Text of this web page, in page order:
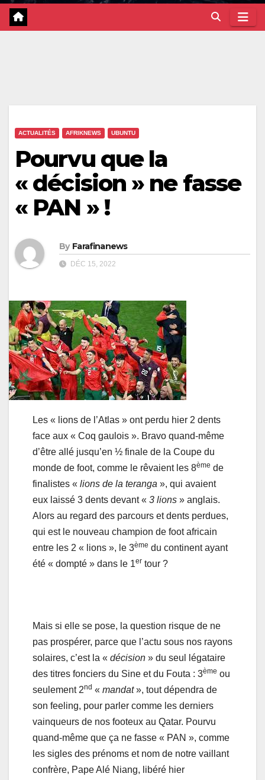
ACTUALITÉS AFRIKNEWS UBUNTU
Pourvu que la
« décision » ne fasse
« PAN » !
By Farafinanews
DÉC 15, 2022
Les « lions de l’Atlas » ont perdu hier 2 dents
face aux « Coq gaulois ». Bravo quand-même
d’être allé jusqu’en ½ finale de la Coupe du
monde de foot, comme le rêvaient les 8ème de
finalistes « lions de la teranga », qui avaient
eux laissé 3 dents devant « 3 lions » anglais.
Alors au regard des parcours et dents perdues,
qui est le nouveau champion de foot africain
entre les 2 « lions », le 3ème du continent ayant
été « dompté » dans le 1er tour ?
Mais si elle se pose, la question risque de ne
pas prospérer, parce que l’actu sous nos rayons
solaires, c’est la « décision » du seul légataire
des titres fonciers du Sine et du Fouta : 3ème ou
seulement 2nd « mandat», tout dépendra de
son feeling, pour parler comme les derniers
vainqueurs de nos footeux au Qatar. Pourvu
quand-même que ça ne fasse « PAN », comme
les sigles des prénoms et nom de notre vaillant
confrère, Pape Alé Niang, libéré hier